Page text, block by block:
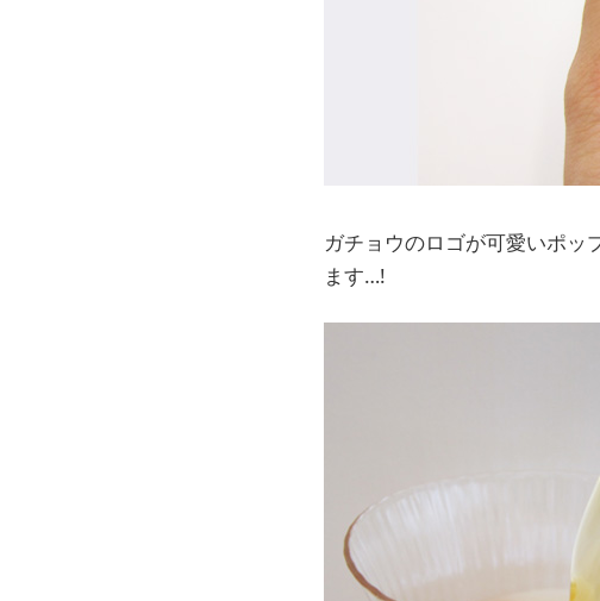
ガチョウのロゴが可愛いポッ
ます…!